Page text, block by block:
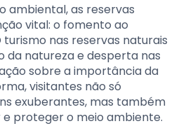
ambiental, as reservas
vital: o fomento ao
nas reservas naturais
da natureza e desperta nas
sobre a importância da
visitantes não só
exuberantes, mas também
proteger o meio ambiente.